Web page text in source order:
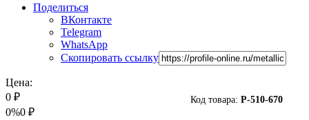
Поделиться
ВКонтакте
Telegram
WhatsApp
Скопировать ссылку
Код товара: P-510-670
Цена:
0 ₽
0%0 ₽